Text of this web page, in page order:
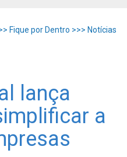
Fique por Dentro >>> Notícias
lança
a